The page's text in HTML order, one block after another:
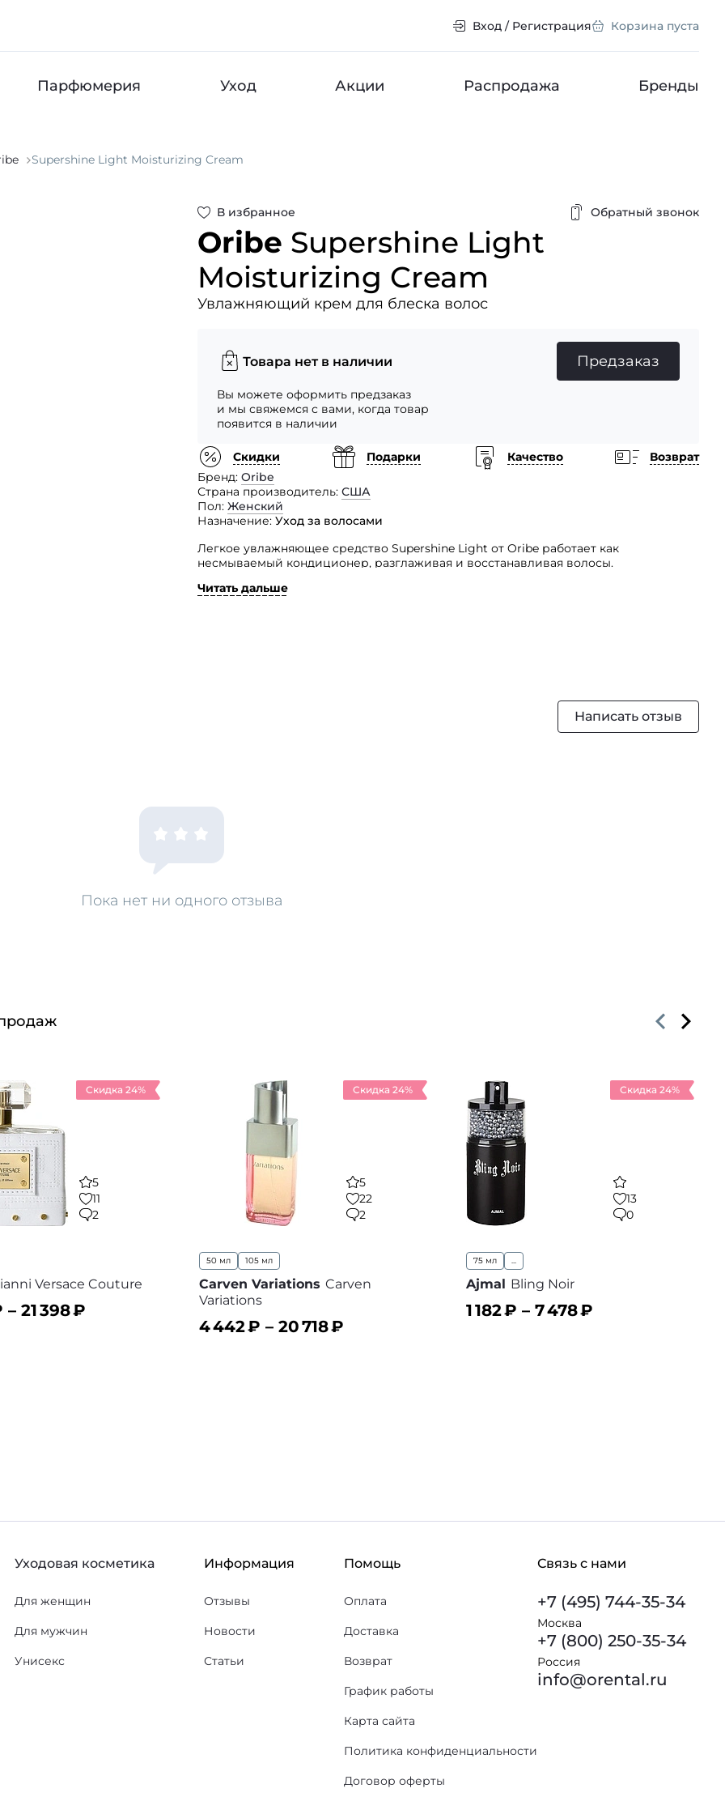
Вход / Регистрация Корзина пуста
Парфюмерия Уход Акции Распродажа Бренды
Supershine Light Moisturizing Cream
В избранное Обратный звонок
Oribe Supershine Light
Moisturizing Cream
Увлажняющий крем для блеска волос
Товара нет в наличии
Вы можете оформить предзаказ
и мы свяжемся с вами, когда товар
появится в наличии
Предзаказ
Скидки Подарки Качество
Возврат
Бренд Oribe
Страна производитель США
Пол Женский
Назначение Уход за волосами
Легкое увлажняющее средство Supershine Light от Oribe работает как
несмываемый кондиционер, разглаживая и восстанавливая волосы.
Состоит из фирменного ароматного комплекса с экстрактами арбуза, личи
Читать дальше
Написать отзыв
Пока нет ни одного отзыва
Скидка 24%
5
11
2
Versace Couture
– 21 398₽
Скидка 24%
5
22
2
50 мл 105 мл
Carven Variations Carven
Variations
4 442₽ – 20 718₽
Скидка 24%
13
0
75 мл ...
Ajmal Bling Noir
1 182₽ – 7 478₽
Уходовая косметика
Для женщин
Для мужчин
Унисекс
Информация
Отзывы
Новости
Статьи
Помощь
Оплата
Доставка
Возврат
График работы
Карта сайта
Политика конфиденциальности
Договор оферты
Связь с нами
+7 (495) 744-35-34
Москва
+7 (800) 250-35-34
Россия
info@orental.ru